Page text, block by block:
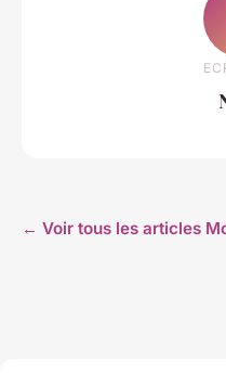
← Voir tous les articles